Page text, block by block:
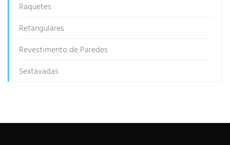
Raquetes
Retangulares
Revestimento de Paredes
Sextavadas